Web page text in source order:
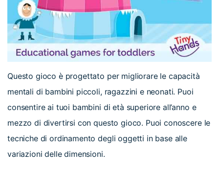
Questo gioco è progettato per migliorare le capacità
mentali di bambini piccoli, ragazzini e neonati. Puoi
consentire ai tuoi bambini di età superiore all’anno e
mezzo di divertirsi con questo gioco. Puoi conoscere le
tecniche di ordinamento degli oggetti in base alle
variazioni delle dimensioni.